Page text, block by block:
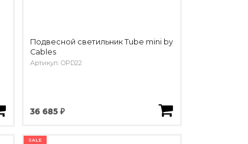
Подвесной светильник Tube mini by
Cables
Артикул: OPD22
36 685 ₽
SALE